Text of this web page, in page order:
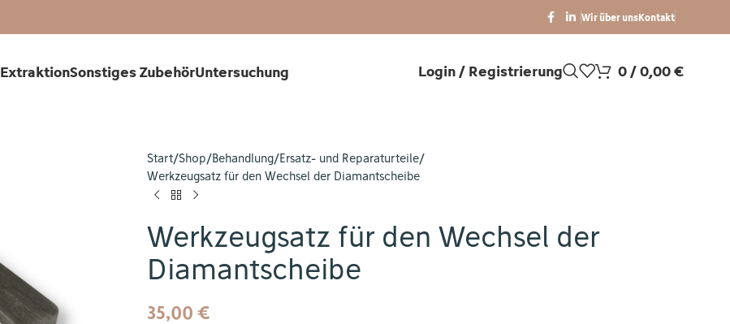
Wir über unsKontakt
ExtraktionSonstiges ZubehörUntersuchung Login / Registrierung 0/0,00€
Start Shop Behandlung Ersatz- und Reparaturteile
Werkzeugsatz für den Wechsel der Diamantscheibe
Werkzeugsatz für den Wechsel der
Diamantscheibe
35,00 €